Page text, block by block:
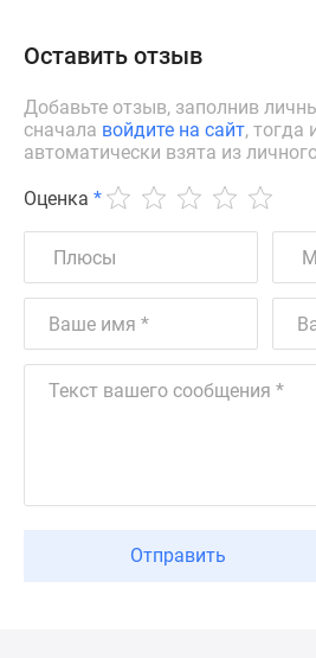
Оставить отзыв
Добавьте отзыв, заполнив
сначала войдите на сайт, тогда
автоматически взята из
Оценка *
Отправить